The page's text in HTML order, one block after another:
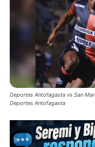
Deportes Antofagasta vs San
Deportes Antofagasta